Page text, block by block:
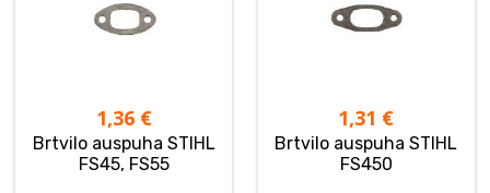
1,36 €
Brtvilo auspuha STIHL
FS45, FS55
1,31 €
Brtvilo auspuha STIHL
FS450